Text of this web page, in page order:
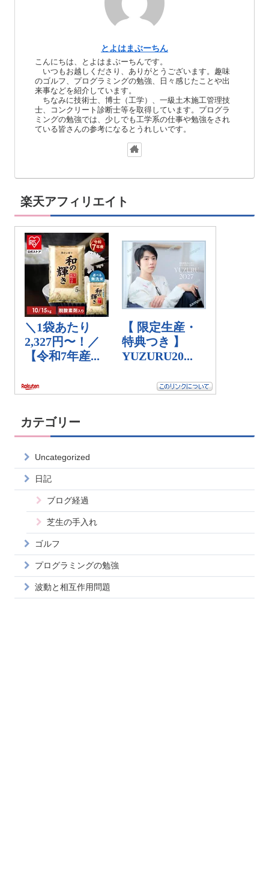
とよはまぶーちん
こんにちは、とよはまぶーちんです。
いつもお越しくださり、ありがとうございます。趣味
のゴルフ、プログラミングの勉強、日々感じたことや出
来事などを紹介しています。
ちなみに技術士、博士（工学）、一級土木施工管理技
士、コンクリート診断士等を取得しています。プログラ
ミングの勉強では、少しでも工学系の仕事や勉強をされ
ている皆さんの参考になるとうれしいです。
楽天アフィリエイト
カテゴリー
Uncategorized
日記
ブログ経過
芝生の手入れ
ゴルフ
プログラミングの勉強
波動と相互作用問題